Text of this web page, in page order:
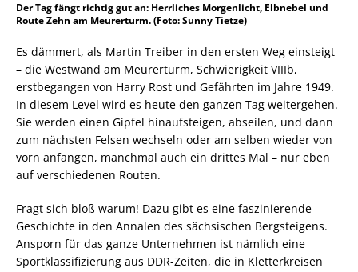
Der Tag fängt richtig gut an: Herrliches Morgenlicht, Elbnebel und
Route Zehn am Meurerturm. (Foto: Sunny Tietze)
Es dämmert, als Martin Treiber in den ersten Weg einsteigt
– die Westwand am Meurerturm, Schwierigkeit VIIIb,
erstbegangen von Harry Rost und Gefährten im Jahre 1949.
In diesem Level wird es heute den ganzen Tag weitergehen.
Sie werden einen Gipfel hinaufsteigen, abseilen, und dann
zum nächsten Felsen wechseln oder am selben wieder von
vorn anfangen, manchmal auch ein drittes Mal – nur eben
auf verschiedenen Routen.
Fragt sich bloß warum! Dazu gibt es eine faszinierende
Geschichte in den Annalen des sächsischen Bergsteigens.
Ansporn für das ganze Unternehmen ist nämlich eine
Sportklassifizierung aus DDR-Zeiten, die in Kletterkreisen